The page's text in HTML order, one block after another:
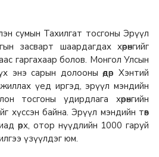
сумын Тахилгат тосгоны Эрүүл
засварт шаардагдах хөрөнгийг
гаргахаар болов. Монгол Улсын
энэ сарын долооны өдөр Хэнтий
үед иргэд, эрүүл мэндийн
тосгоны удирдлага хөрөнгийн
хүссэн байна. Эрүүл мэндийн төв
өрх, отор нүүдлийн 1000 гаруй
үзүүлдэг юм.